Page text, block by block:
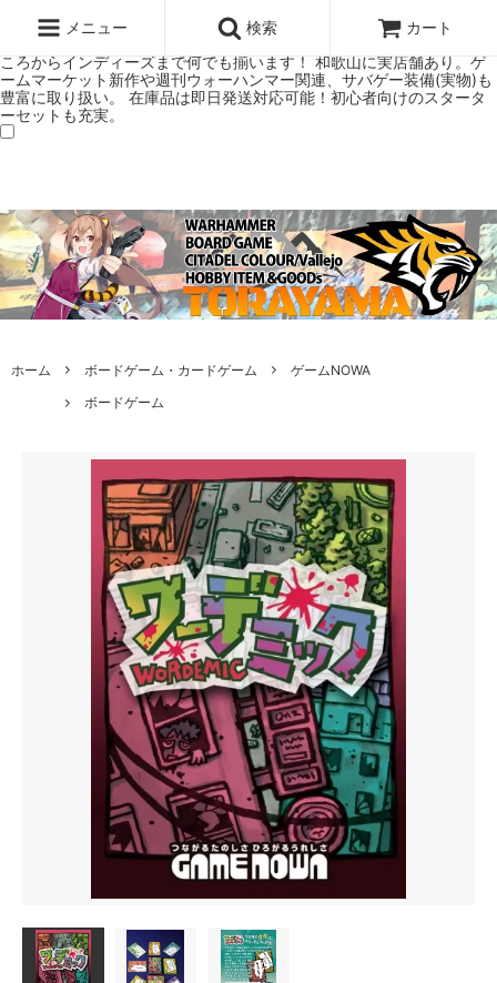
ミアムショップTORAYAMA。通販・オンラインショップです！ ウォー
ハンマーとボードゲームのことなら当店へ！ボードゲームもメジャーど
ころからインディーズまで何でも揃います！ 和歌山に実店舗あり。ゲ
ームマーケット新作や週刊ウォーハンマー関連、サバゲー装備(実物)も
豊富に取り扱い。 在庫品は即日発送対応可能！初心者向けのスタータ
ーセットも充実。
メニュー 検索 カート
ホーム ボードゲーム・カードゲーム
ゲームNOWA
ボードゲーム